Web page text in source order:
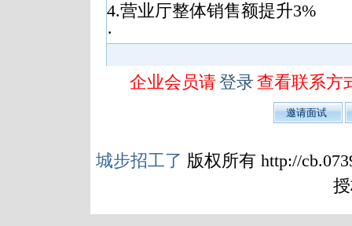
4.营业厅整体销售额提升3%
·
企业会员请登录 查看联系方
城步招工了 版权所有 http://